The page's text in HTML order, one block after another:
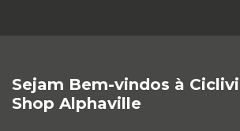
Sejam Bem-vindos à
Shop Alphaville